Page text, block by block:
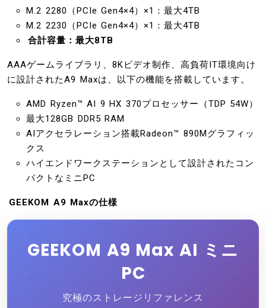
M.2 2280（PCIe Gen4×4）×1：最大4TB
M.2 2230（PCIe Gen4×4）×1：最大4TB
合計容量：最大8TB
AAAゲームライブラリ、8Kビデオ制作、高負荷IT環境向け
に設計されたA9 Maxは、以下の機能を搭載しています。
AMD Ryzen™ AI 9 HX 370プロセッサー（TDP 54W）
最大128GB DDR5 RAM
AIアクセラレーション搭載Radeon™ 890Mグラフィッ
クス
ハイエンドワークステーションとして設計されたコン
パクトなミニPC
GEEKOM A9 Maxの仕様
GEEKOM A9 Max AI ミニ
PC
究極のストレージリファレンス